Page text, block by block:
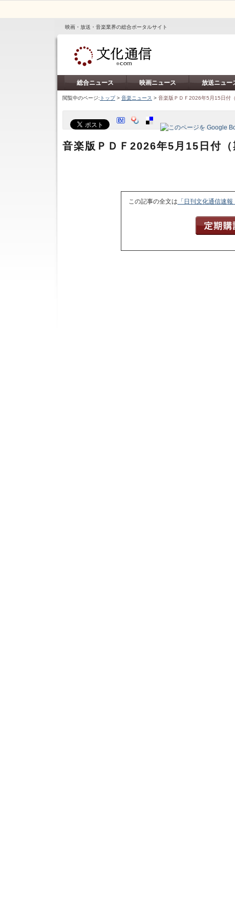
映画・放送・音楽業界の総合ポータルサイト
総合ニュース 映画ニュース 放送ニュー
閲覧中のページ: トップ> 音楽ニュース > 音楽版ＰＤＦ2026年5月15日付（
音楽版ＰＤＦ2026年5月15日付（
この記事の全文は 「日刊文化通信速